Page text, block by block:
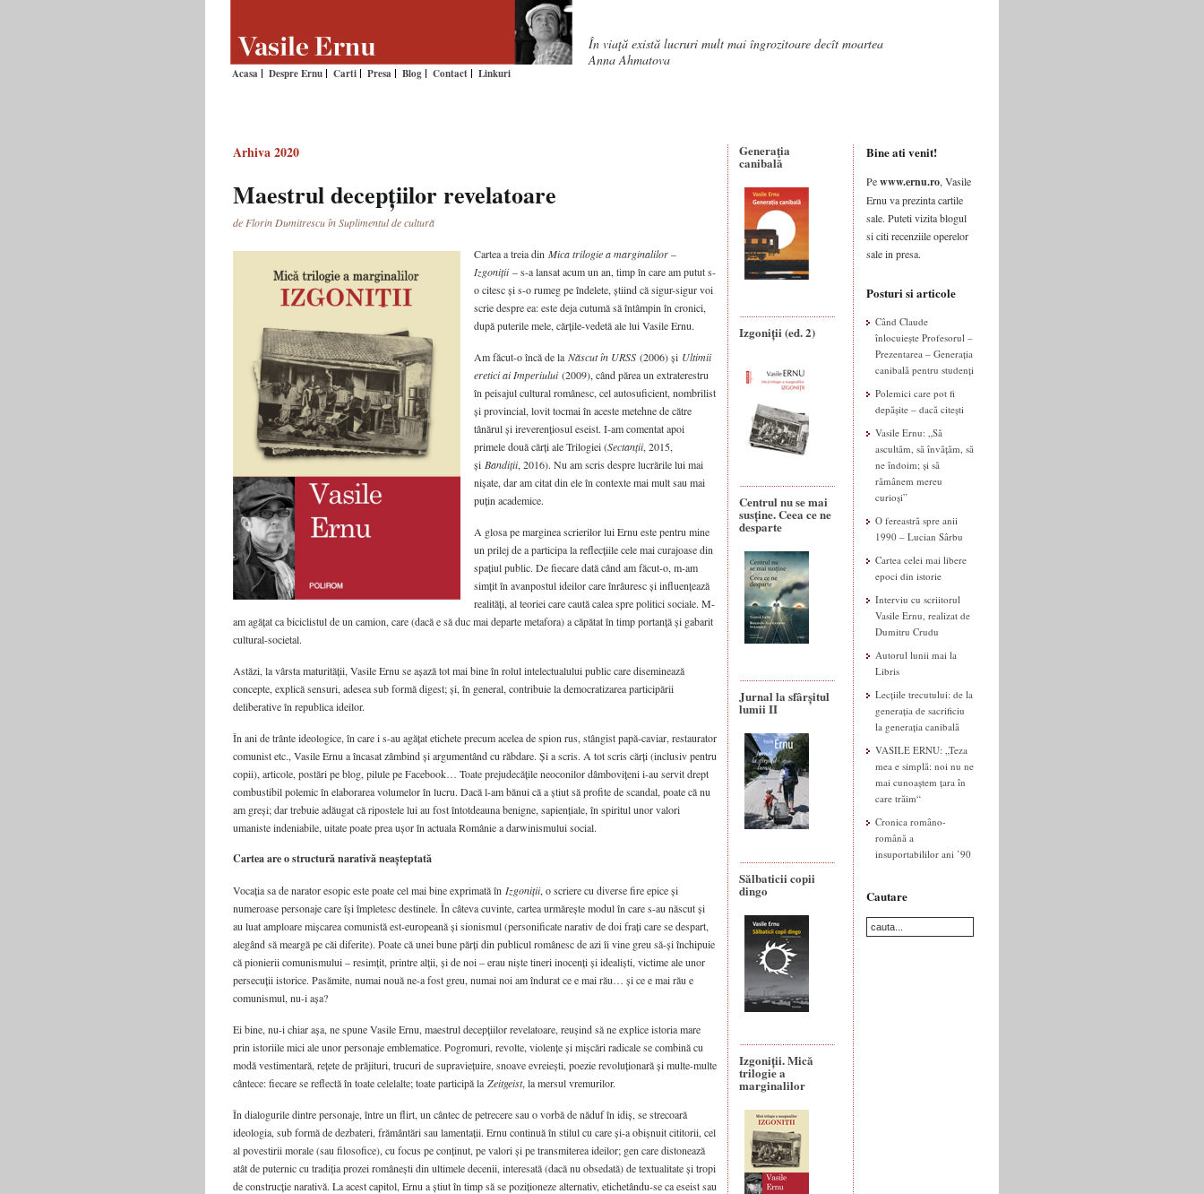
Acasa Despre Ernu Carti Presa Blog Contact Linkuri
În viaţă există lucruri mult mai îngrozitoare decît moartea
Anna Ahmatova
Arhiva 2020
Maestrul decepțiilor revelatoare
de Florin Dumitrescu în Suplimentul de cultură
Cartea a treia din Mica trilogie a margi­nalilor –
Izgoniții– s-a lansat acum un an, timp în care am putut s-
o citesc și s-o ru­meg pe îndelete, știind că sigur-sigur voi
scrie despre ea: este deja cutumă să întâmpin în cronici,
după puterile mele, cărțile-vedetă ale lui Vasile Ernu.
Am făcut-o încă de la Născut în URSS (2006) și Ultimii
eretici ai Imperiului(2009), când părea un extraterestru
în peisajul cultural românesc, cel autosuficient, nombrilist
și provincial, lovit tocmai în aceste metehne de către
tânărul și ireverențiosul eseist. I-am comentat apoi
primele două cărți ale Trilogiei (Sectanții, 2015,
și Bandiții, 2016). Nu am scris despre lucrările lui mai
nișate, dar am citat din ele în contexte mai mult sau mai
puțin academice.
A glosa pe marginea scrierilor lui Ernu este pentru mine
un prilej de a participa la reflecțiile cele mai curajoase din
spațiul public. De fiecare dată când am făcut-o, m-am
simțit în avanpostul ideilor care înrâuresc și influențează
realități, al teoriei care caută calea spre politici sociale. M-
am agățat ca biciclistul de un camion, care (dacă e să duc mai departe metafora) a căpătat în timp portanță și gabarit
cultural-societal.
Astăzi, la vârsta maturității, Vasile Ernu se așază tot mai bine în rolul intelectualului public care diseminează
concepte, explică sensuri, adesea sub formă digest; și, în general, contribuie la democratizarea participării
deliberative în republica ideilor.
În ani de trânte ideologice, în care i s-au agățat etichete precum acelea de spion rus, stângist papă-caviar, restaurator
comunist etc., Vasile Ernu a încasat zâmbind și argumentând cu răbdare. Și a scris. A tot scris cărți (inclusiv pentru
copii), articole, postări pe blog, pilule pe Facebook… Toate prejudecățile neoconilor dâmbo­vițeni i-au servit drept
combustibil polemic în elaborarea volumelor în lucru. Dacă l-am bănui că a știut să profite de scandal, poate că nu
am greși; dar trebuie adăugat că ripostele lui au fost întotdeauna benigne, sapiențiale, în spiritul unor valori
umaniste indeniabile, uitate poate prea ușor în actuala Românie a darwinismului social.
Cartea are o structură narativă neașteptată
Vocația sa de narator esopic este poate cel mai bine exprimată în Izgoniții, o scriere cu diverse fire epice și
numeroase personaje care își împletesc destinele. În câteva cuvinte, cartea urmărește mo­dul în care s-au născut și
au luat amploare mișcarea comunistă est-europeană și sionismul (personificate narativ de doi frați care se despart,
alegând să meargă pe căi diferite). Poate că unei bune părți din publicul românesc de azi îi vine greu să-și închipuie
că pionierii comunis­mului – resimțit, printre alții, și de noi – erau niște tineri inocenți și idealiști, victime ale unor
perse­cuții istorice. Pasămite, numai no­uă ne-a fost greu, numai noi am îndurat ce e mai rău… și ce e mai rău e
comunismul, nu-i așa?
Ei bine, nu-i chiar așa, ne spu­ne Vasile Ernu, maestrul decep­țiilor revelatoare, reușind să ne explice istoria mare
prin istoriile mici ale unor personaje emblematice. Pogromuri, revolte, vio­lențe și mișcări radicale se combină cu
modă vestimentară, rețete de prăjituri, trucuri de supraviețuire, snoave evreiești, poezie revoluțio­nară și multe-mul­te
cântece: fiecare se reflectă în toate celelalte; toate participă la Zeitgeist, la mersul vremurilor.
În dialogurile dintre personaje, între un flirt, un cântec de petrecere sau o vorbă de năduf în idiș, se strecoară
ideologia, sub formă de dezbateri, frământări sau lamentații. Ernu continuă în stilul cu care și-a obișnuit cititorii, cel
al povestirii morale (sau filosofice), cu focus pe conținut, pe valori și pe transmiterea ideilor; gen care distonează
atât de puternic cu tradiția prozei ro­mâ­nești din ultimele decenii, interesată (dacă nu obsedată) de tex­tu­alitate și tropi
de construcție narativă. La acest capitol, Ernu a știut în timp să se poziționeze alternativ, etichetându-se ca eseist sau
Generaţia
canibală
Izgoniții (ed. 2)
Centrul nu se mai
susține. Ceea ce ne
desparte
Jurnal la sfârșitul
lumii II
Sălbaticii copii
dingo
Izgoniții. Mică
trilogie a
marginalilor
Bine ati venit!
Pewww.ernu.ro, Vasile
Ernu va prezinta cartile
sale. Puteti vizita blogul
si citi recenziile operelor
sale in presa.
Posturi si articole
Când Claude
înlocuiește Profesorul –
Prezentarea – Generația
canibală pentru studenți
Polemici care pot fi
depășite – dacă citești
Vasile Ernu: „Să
ascultăm, să învățăm, să
ne îndoim; și să
rămânem mereu
curioși”
O fereastră spre anii
1990 – Lucian Sârbu
Cartea celei mai libere
epoci din istorie
Interviu cu scriitorul
Vasile Ernu, realizat de
Dumitru Crudu
Autorul lunii mai la
Libris
Lecțiile trecutului: de la
generația de sacrificiu
la generația canibală
VASILE ERNU: „Teza
mea e simplă: noi nu ne
mai cunoaștem țara în
care trăim“
Cronica româno-
română a
insuportabililor ani ’90
Cautare